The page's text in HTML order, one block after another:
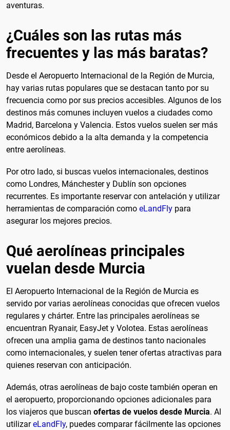
aventuras.
¿Cuáles son las rutas más
frecuentes y las más baratas?
Desde el Aeropuerto Internacional de la Región de Murcia,
hay varias rutas populares que se destacan tanto por su
frecuencia como por sus precios accesibles. Algunos de los
destinos más comunes incluyen vuelos a ciudades como
Madrid, Barcelona y Valencia. Estos vuelos suelen ser más
económicos debido a la alta demanda y la competencia
entre aerolíneas.
Por otro lado, si buscas vuelos internacionales, destinos
como Londres, Mánchester y Dublín son opciones
recurrentes. Es importante reservar con antelación y utilizar
herramientas de comparación como eLandFly para
asegurar los mejores precios.
Qué aerolíneas principales
vuelan desde Murcia
El Aeropuerto Internacional de la Región de Murcia es
servido por varias aerolíneas conocidas que ofrecen vuelos
regulares y chárter. Entre las principales aerolíneas se
encuentran Ryanair, EasyJet y Volotea. Estas aerolíneas
ofrecen una amplia gama de destinos tanto nacionales
como internacionales, y suelen tener ofertas atractivas para
quienes reservan con anticipación.
Además, otras aerolíneas de bajo coste también operan en
el aeropuerto, proporcionando opciones adicionales para
los viajeros que buscan ofertas de vuelos desde Murcia. Al
utilizareLandFly, puedes comparar fácilmente las opciones